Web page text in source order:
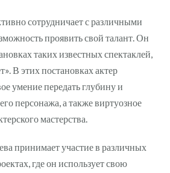
сотрудничает с различными
проявить свой талант. Он
таких известных спектаклей,
В этих постановках актер
умение передать глубину и
персонажа, а также виртуозное
мастерства.
принимает участие в различных
где он использует свою